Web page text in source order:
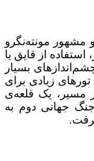
مشهور مونته‌نگرو
از قایق یا
بسیار
زیادی برای
مسیر، یک قلعه‌ی
جهانی دوم به‌